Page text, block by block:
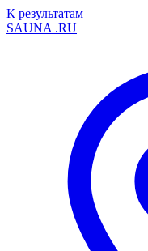
К результатам
SAUNA .RU